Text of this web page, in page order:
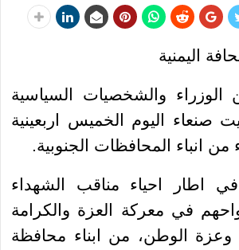
اليمنية
والشخصيات السياسية
صنعاء اليوم الخميس اربعينية
انباء المحافظات الجنوبية.
في اطار احياء مناقب الشهداء
في معركة العزة والكرامة
الوطن، من ابناء محافظة